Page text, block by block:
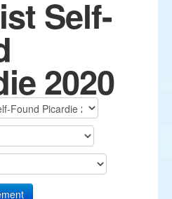
Self-
2020